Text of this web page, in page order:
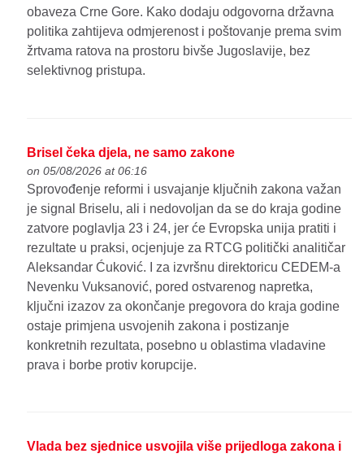
obaveza Crne Gore. Kako dodaju odgovorna državna
politika zahtijeva odmjerenost i poštovanje prema svim
žrtvama ratova na prostoru bivše Jugoslavije, bez
selektivnog pristupa.
Brisel čeka djela, ne samo zakone
on 05/08/2026 at 06:16
Sprovođenje reformi i usvajanje ključnih zakona važan
je signal Briselu, ali i nedovoljan da se do kraja godine
zatvore poglavlja 23 i 24, jer će Evropska unija pratiti i
rezultate u praksi, ocjenjuje za RTCG politički analitičar
Aleksandar Ćuković. I za izvršnu direktoricu CEDEM-a
Nevenku Vuksanović, pored ostvarenog napretka,
ključni izazov za okončanje pregovora do kraja godine
ostaje primjena usvojenih zakona i postizanje
konkretnih rezultata, posebno u oblastima vladavine
prava i borbe protiv korupcije.
Vlada bez sjednice usvojila više prijedloga zakona i